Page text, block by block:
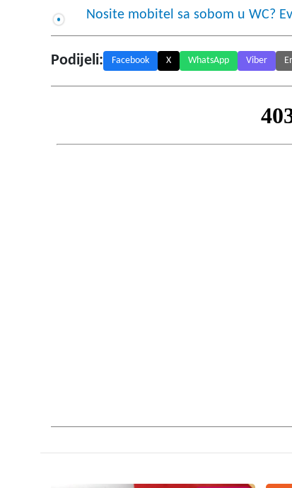
Nosite mobitel sa sobom u WC?
Podijeli: Facebook X WhatsApp Viber